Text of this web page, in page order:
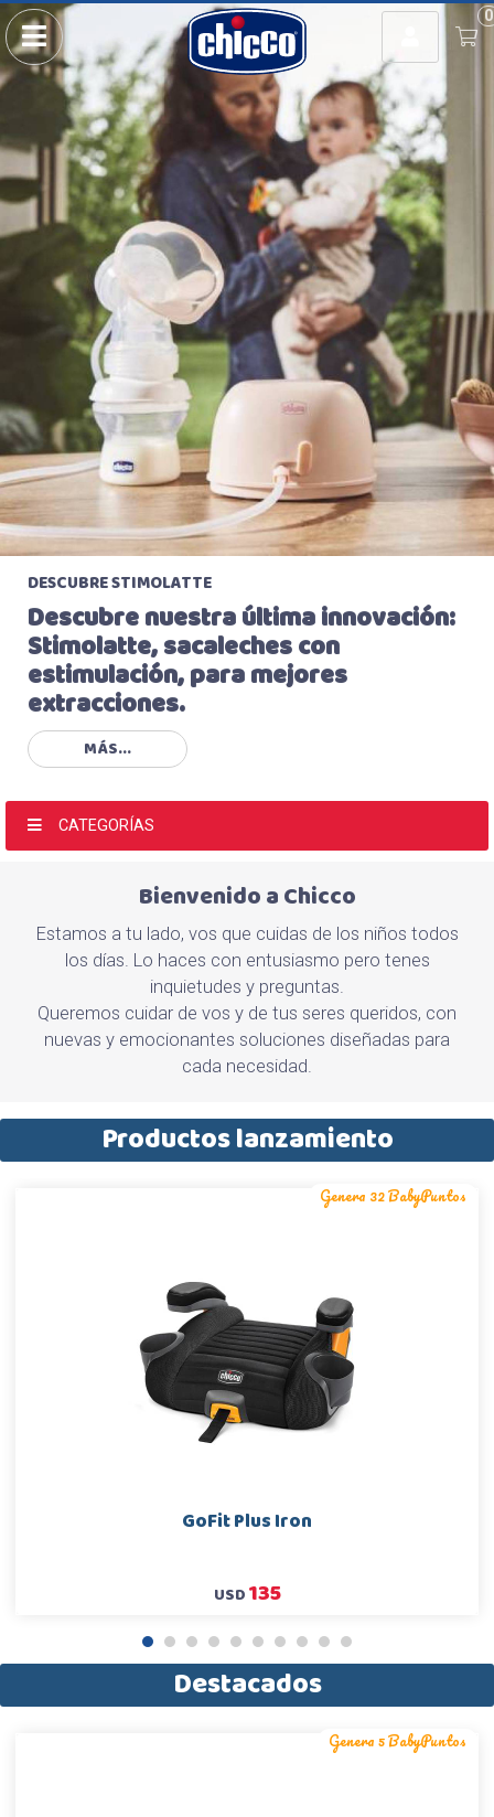
0
Usuario
Ingresar con Facebook
o
Recordar datos
INGRESAR
Olvidé mi clave
DESCUBRE STIMOLATTE
Descubre nuestra última innovación:
Stimolatte, sacaleches con
estimulación, para mejores
extracciones.
MÁS...
CATEGORÍAS
Bienvenido a Chicco
Estamos a tu lado, vos que cuidas de los niños todos
los días. Lo haces con entusiasmo pero tenes
inquietudes y preguntas.
Queremos cuidar de vos y de tus seres queridos, con
nuevas y emocionantes soluciones diseñadas para
cada necesidad.
Productos lanzamiento
Genera 32 BabyPuntos
GoFit Plus Iron
USD135
Destacados
Genera 5 BabyPuntos